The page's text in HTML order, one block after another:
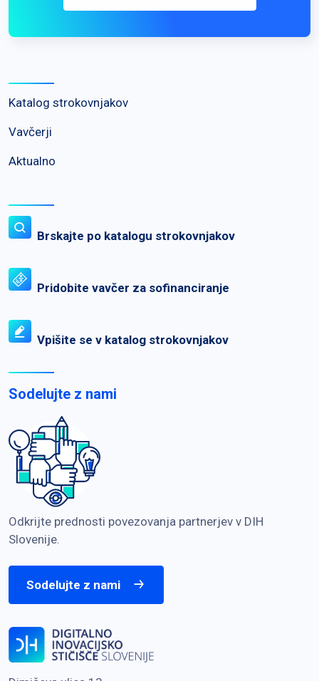
Katalog strokovnjakov
Vavčerji
Aktualno
Brskajte po katalogu strokovnjakov
Pridobite vavčer za sofinanciranje
Vpišite se v katalog strokovnjakov
Sodelujte z nami
Odkrijte prednosti povezovanja partnerjev v DIH
Slovenije.
Sodelujte z nami